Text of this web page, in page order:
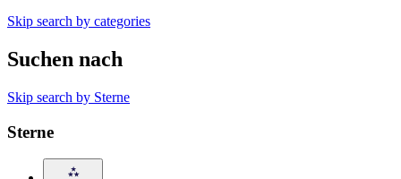
Skip search by categories
Suchen nach
Skip search by Sterne
Sterne